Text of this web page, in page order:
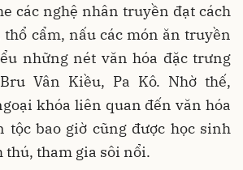
các nghệ nhân truyền đạt cách
cẩm, nấu các món ăn truyền
những nét văn hóa đặc trưng
Vân Kiều, Pa Kô. Nhờ thế,
khóa liên quan đến văn hóa
tộc bao giờ cũng được học sinh
thú, tham gia sôi nổi.